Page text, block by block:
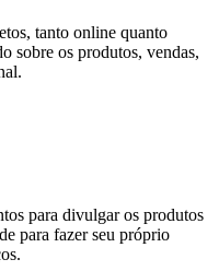
tanto online quanto
sobre os produtos, vendas,
para divulgar os produtos
para fazer seu próprio